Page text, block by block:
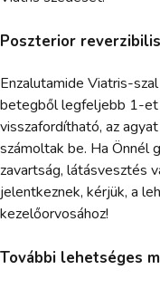
Poszterior
Enzalutamide Viatris-
betegből legfeljebb 1-et
visszafordítható, az
számoltak be. Ha Önnél
zavartság, látásvesztés
jelentkeznek, kérjük, a
kezelőorvosához!
További lehetséges